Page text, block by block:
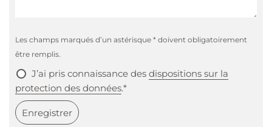
Les champs marqués d’un astérisque * doivent obligatoirement
être remplis.
J’ai pris connaissance des dispositions sur la
protection des données.*
Enregistrer